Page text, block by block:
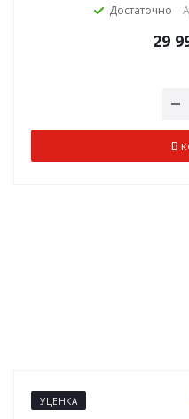
Достаточно
29
В
УЦЕНКА